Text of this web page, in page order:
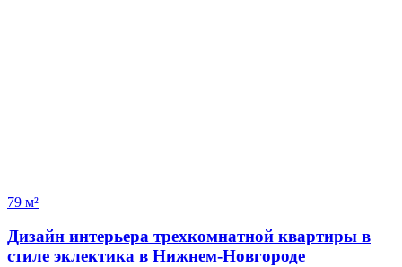
79 м²
Дизайн интерьера трехкомнатной квартиры в
стиле эклектика в Нижнем-Новгороде